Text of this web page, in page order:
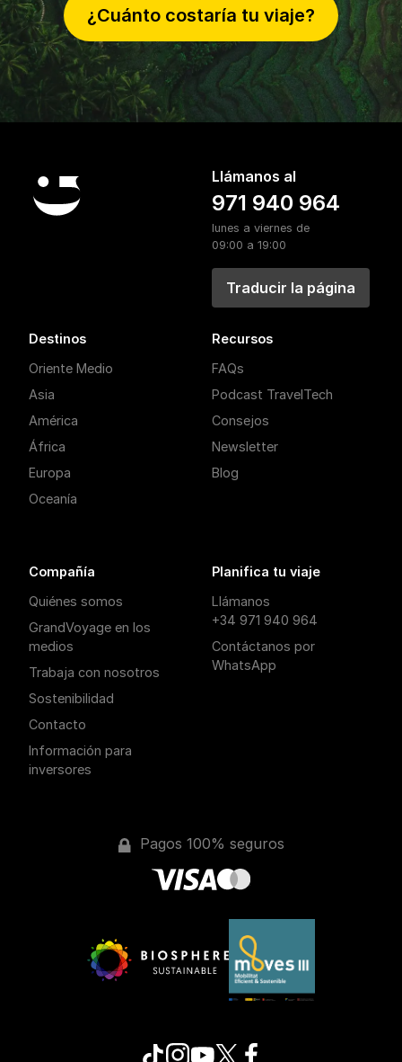
¿Cuánto costaría tu viaje?
Llámanos al
971 940 964
lunes a viernes de
09:00 a 19:00
Traducir la página
Destinos
Oriente Medio
Asia
América
África
Europa
Oceanía
Recursos
FAQs
Podcast TravelTech
Consejos
Newsletter
Blog
Compañía
Quiénes somos
GrandVoyage en los
medios
Trabaja con nosotros
Sostenibilidad
Contacto
Información para
inversores
Planifica tu viaje
Llámanos
+34 971 940 964
Contáctanos por
WhatsApp
Pagos 100% seguros